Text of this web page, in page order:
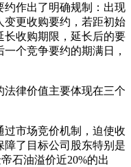
约作出了明确规制：出现
变更收购要约，若距初始
长收购期限，延长后的要
个竞争要约的期满日，
法律价值主要体现在三个
市场竞价机制，迫使收
障了目标公司股东特别是
石油溢价近20%的出